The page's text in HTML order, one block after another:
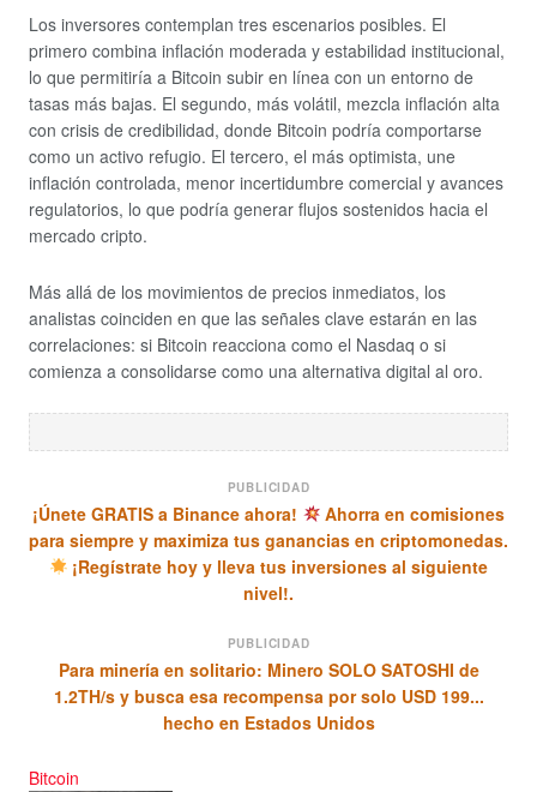
Los inversores contemplan tres escenarios posibles. El
primero combina inflación moderada y estabilidad institucional,
lo que permitiría a Bitcoin subir en línea con un entorno de
tasas más bajas. El segundo, más volátil, mezcla inflación alta
con crisis de credibilidad, donde Bitcoin podría comportarse
como un activo refugio. El tercero, el más optimista, une
inflación controlada, menor incertidumbre comercial y avances
regulatorios, lo que podría generar flujos sostenidos hacia el
mercado cripto.
Más allá de los movimientos de precios inmediatos, los
analistas coinciden en que las señales clave estarán en las
correlaciones: si Bitcoin reacciona como el Nasdaq o si
comienza a consolidarse como una alternativa digital al oro.
PUBLICIDAD
¡Únete GRATIS a Binance ahora!
Ahorra en comisiones
para siempre y maximiza tus ganancias en criptomonedas.
¡Regístrate hoy y lleva tus inversiones al siguiente
nivel!.
PUBLICIDAD
Para minería en solitario: Minero SOLO SATOSHI de
1.2TH/s y busca esa recompensa por solo USD 199...
hecho en Estados Unidos
Bitcoin